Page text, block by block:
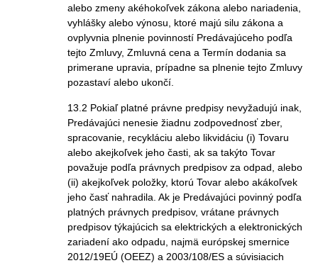
alebo zmeny akéhokoľvek zákona alebo nariadenia,
vyhlášky alebo výnosu, ktoré majú silu zákona a
ovplyvnia plnenie povinností Predávajúceho podľa
tejto Zmluvy, Zmluvná cena a Termín dodania sa
primerane upravia, prípadne sa plnenie tejto Zmluvy
pozastaví alebo ukončí.
13.2 Pokiaľ platné právne predpisy nevyžadujú inak,
Predávajúci nenesie žiadnu zodpovednosť zber,
spracovanie, recykláciu alebo likvidáciu (i) Tovaru
alebo akejkoľvek jeho časti, ak sa takýto Tovar
považuje podľa právnych predpisov za odpad, alebo
(ii) akejkoľvek položky, ktorú Tovar alebo akákoľvek
jeho časť nahradila. Ak je Predávajúci povinný podľa
platných právnych predpisov, vrátane právnych
predpisov týkajúcich sa elektrických a elektronických
zariadení ako odpadu, najmä európskej smernice
2012/19EÚ (OEEZ) a 2003/108/ES a súvisiacich